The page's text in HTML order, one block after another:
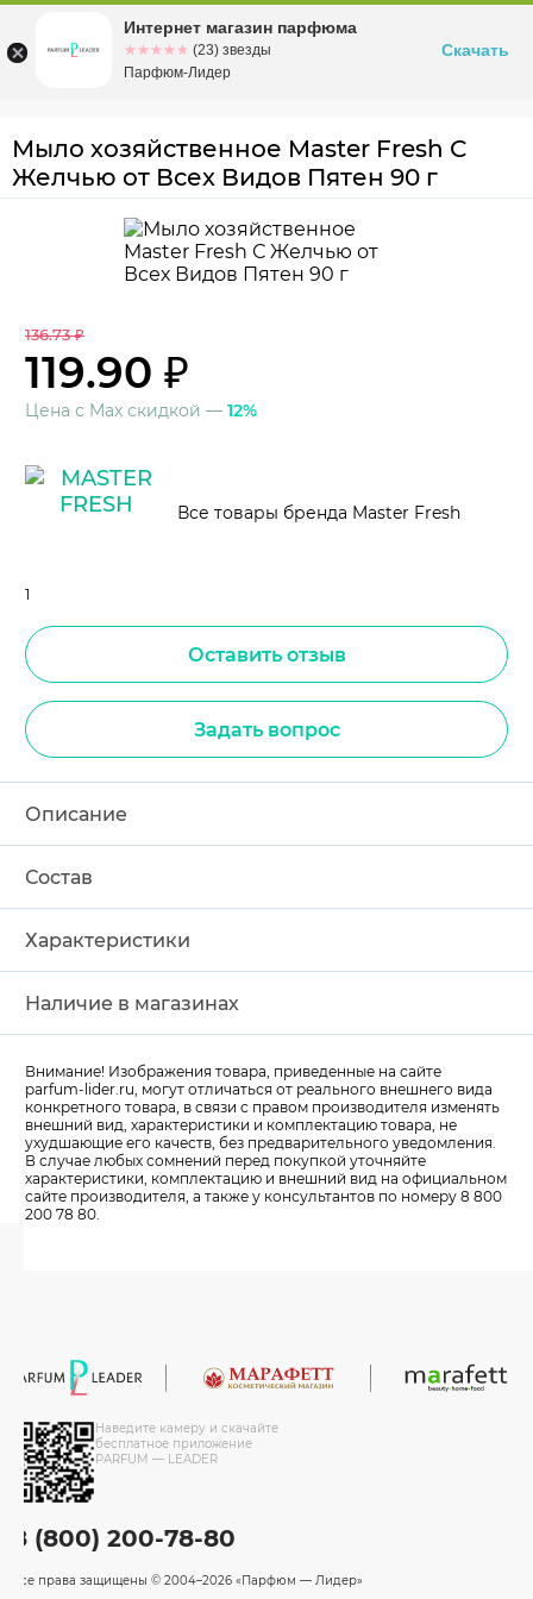
Омскул. Заозерная, 11, к. 1
Мыло хозяйственное Master Fresh С
Желчью от Всех Видов Пятен 90 г
136.73 ₽
119.90 ₽
Цена с Max скидкой — 12%
Все товары бренда Master Fresh
1
Оставить отзыв
Задать вопрос
Описание
Состав
Характеристики
Наличие в магазинах
Внимание! Изображения товара, приведенные на сайте
parfum-lider.ru, могут отличаться от реального внешнего вида
конкретного товара, в связи с правом производителя изменять
внешний вид, характеристики и комплектацию товара, не
ухудшающие его качеств, без предварительного уведомления.
В случае любых сомнений перед покупкой уточняйте
характеристики, комплектацию и внешний вид на официальном
сайте производителя, а также у консультантов по номеру 8 800
200 78 80.
Наведите камеру и скачайте
бесплатное приложение
PARFUM — LEADER
8 (800) 200-78-80
Все права защищены © 2004–2026 «Парфюм — Лидер»
Интернет магазин парфюма
☆☆☆☆☆
★★★★★ (23) звезды
Парфюм-Лидер
Скачать